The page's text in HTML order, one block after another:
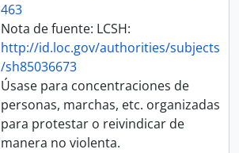
463
Nota de fuente: LCSH:
http://id.loc.gov/authorities/subjects
/sh85036673
Úsase para concentraciones de
personas, marchas, etc. organizadas
para protestar o reivindicar de
manera no violenta.